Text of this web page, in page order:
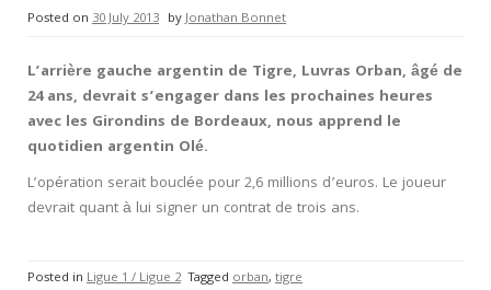
Posted on 30 July 2013 byJonathan Bonnet
L’arrière gauche argentin de Tigre, Luvras Orban, âgé de
24 ans, devrait s’engager dans les prochaines heures
avec les Girondins de Bordeaux, nous apprend le
quotidien argentin Olé.
L’opération serait bouclée pour 2,6 millions d’euros. Le joueur
devrait quant à lui signer un contrat de trois ans.
Posted in Ligue 1 / Ligue 2 Tagged orban, tigre